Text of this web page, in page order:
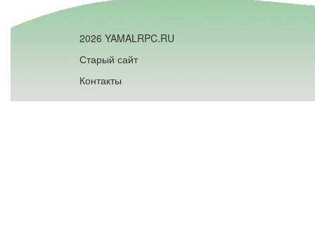
2026 YAMALRPC.RU
Старый сайт
Контакты